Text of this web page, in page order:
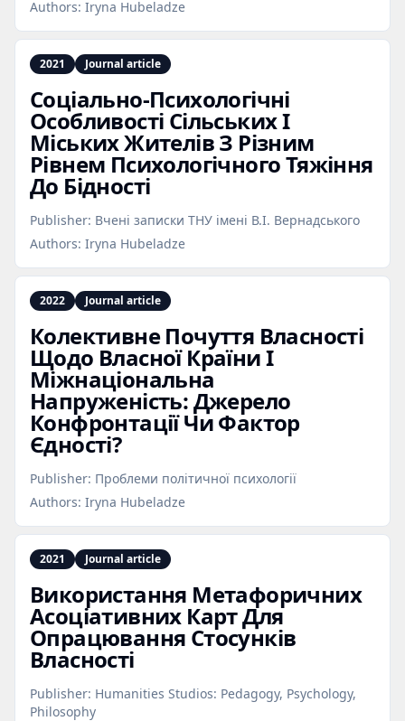
Authors: Iryna Hubeladze
2021 Journal article
Соціально‑Психологічні
Особливості Сільських І
Міських Жителів З Різним
Рівнем Психологічного Тяжіння
До Бідності
Publisher: Вчені записки ТНУ імені В.І. Вернадського
Authors: Iryna Hubeladze
2022 Journal article
Колективне Почуття Власності
Щодо Власної Країни І
Міжнаціональна
Напруженість: Джерело
Конфронтації Чи Фактор
Єдності?
Publisher: Проблеми політичної психології
Authors: Iryna Hubeladze
2021 Journal article
Використання Метафоричних
Асоціативних Карт Для
Опрацювання Стосунків
Власності
Publisher: Humanities Studios: Pedagogy, Psychology,
Philosophy